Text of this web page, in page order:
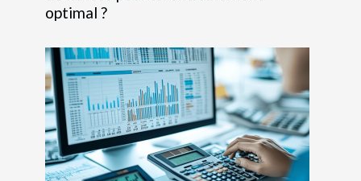
optimal ?